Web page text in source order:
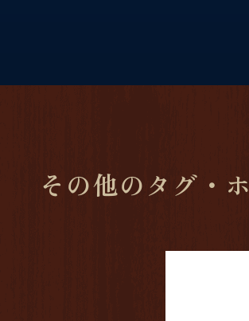
その他のタグ・